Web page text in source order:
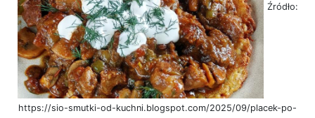
Źródło:
https://sio-smutki-od-kuchni.blogspot.com/2025/09/placek-po-